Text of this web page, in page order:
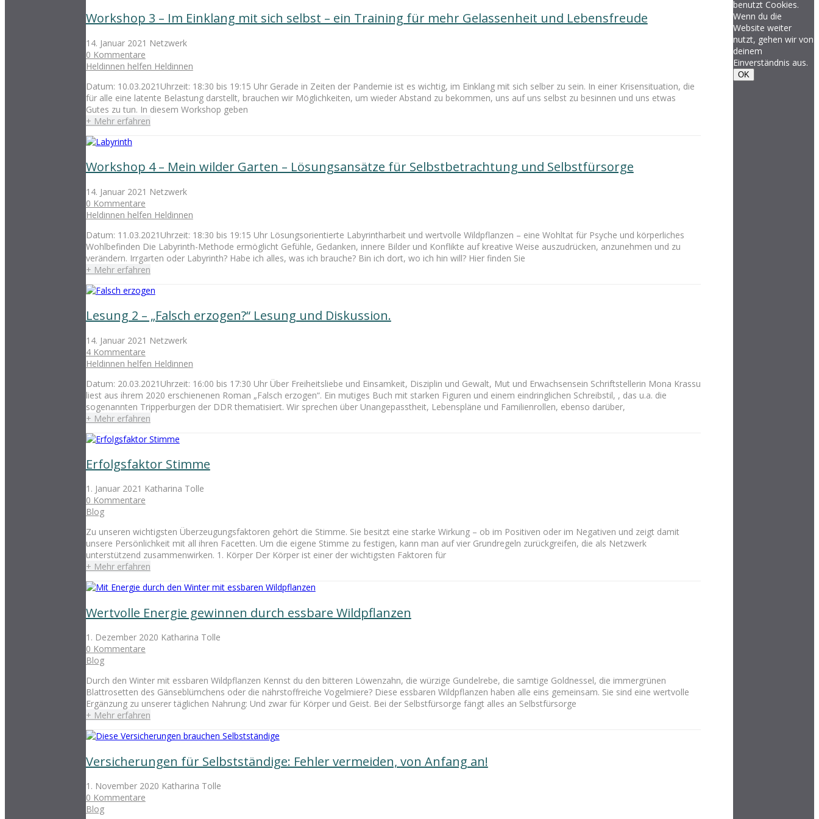
Workshop 3 – Im Einklang mit sich selbst – ein Training für mehr Gelassenheit und Lebensfreude
14. Januar 2021 Netzwerk
0 Kommentare
Heldinnen helfen Heldinnen
Datum: 10.03.2021Uhrzeit: 18:30 bis 19:15 Uhr Gerade in Zeiten der Pandemie ist es wichtig, im Einklang mit sich selber zu sein. In einer Krisensituation, die
für alle eine latente Belastung darstellt, brauchen wir Möglichkeiten, um wieder Abstand zu bekommen, uns auf uns selbst zu besinnen und uns etwas
Gutes zu tun. In diesem Workshop geben
+ Mehr erfahren
Workshop 4 – Mein wilder Garten – Lösungsansätze für Selbstbetrachtung und Selbstfürsorge
14. Januar 2021 Netzwerk
0 Kommentare
Heldinnen helfen Heldinnen
Datum: 11.03.2021Uhrzeit: 18:30 bis 19:15 Uhr Lösungsorientierte Labyrintharbeit und wertvolle Wildpflanzen – eine Wohltat für Psyche und körperliches
Wohlbefinden Die Labyrinth-Methode ermöglicht Gefühle, Gedanken, innere Bilder und Konflikte auf kreative Weise auszudrücken, anzunehmen und zu
verändern. Irrgarten oder Labyrinth? Habe ich alles, was ich brauche? Bin ich dort, wo ich hin will? Hier finden Sie
+ Mehr erfahren
Lesung 2 – „Falsch erzogen?“ Lesung und Diskussion.
14. Januar 2021 Netzwerk
4 Kommentare
Heldinnen helfen Heldinnen
Datum: 20.03.2021Uhrzeit: 16:00 bis 17:30 Uhr Über Freiheitsliebe und Einsamkeit, Disziplin und Gewalt, Mut und Erwachsensein Schriftstellerin Mona Krassu
liest aus ihrem 2020 erschienenen Roman „Falsch erzogen“. Ein mutiges Buch mit starken Figuren und einem eindringlichen Schreibstil, , das u.a. die
sogenannten Tripperburgen der DDR thematisiert. Wir sprechen über Unangepasstheit, Lebenspläne und Familienrollen, ebenso darüber,
+ Mehr erfahren
Erfolgsfaktor Stimme
1. Januar 2021 Katharina Tolle
0 Kommentare
Blog
Zu unseren wichtigsten Überzeugungsfaktoren gehört die Stimme. Sie besitzt eine starke Wirkung – ob im Positiven oder im Negativen und zeigt damit
unsere Persönlichkeit mit all ihren Facetten. Um die eigene Stimme zu festigen, kann man auf vier Grundregeln zurückgreifen, die als Netzwerk
unterstützend zusammenwirken. 1. Körper Der Körper ist einer der wichtigsten Faktoren für
+ Mehr erfahren
Wertvolle Energie gewinnen durch essbare Wildpflanzen
1. Dezember 2020 Katharina Tolle
0 Kommentare
Blog
Durch den Winter mit essbaren Wildpflanzen Kennst du den bitteren Löwenzahn, die würzige Gundelrebe, die samtige Goldnessel, die immergrünen
Blattrosetten des Gänseblümchens oder die nährstoffreiche Vogelmiere? Diese essbaren Wildpflanzen haben alle eins gemeinsam. Sie sind eine wertvolle
Ergänzung zu unserer täglichen Nahrung: Und zwar für Körper und Geist. Bei der Selbstfürsorge fängt alles an Selbstfürsorge
+ Mehr erfahren
Versicherungen für Selbstständige: Fehler vermeiden, von Anfang an!
1. November 2020 Katharina Tolle
0 Kommentare
Blog
benutzt Cookies.
Wenn du die
Website weiter
nutzt, gehen wir von
deinem
Einverständnis aus.
OK